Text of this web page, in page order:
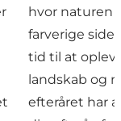
hvor naturen
farverige
tid til at
landskab og
efteråret har